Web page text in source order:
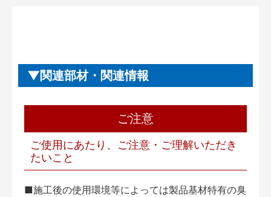
関連部材・関連情報
ご注意
ご使用にあたり、ご注意・ご理解いただき
たいこと
■施工後の使用環境等によっては製品基材特有の臭